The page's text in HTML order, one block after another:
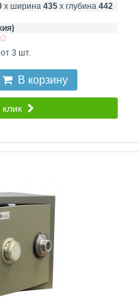
х ширина 435 х глубина 442
3 шт.
В корзину